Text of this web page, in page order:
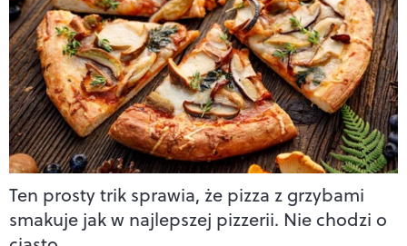
Ten prosty trik sprawia, że pizza z grzybami
smakuje jak w najlepszej pizzerii. Nie chodzi o